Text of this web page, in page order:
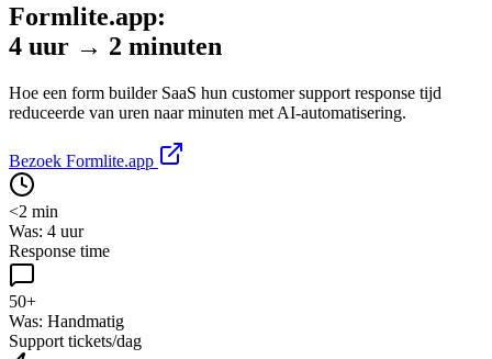
Formlite.app:
4 uur → 2 minuten
Hoe een form builder SaaS hun customer support response tijd
reduceerde van uren naar minuten met AI-automatisering.
Bezoek Formlite.app
<2 min
Was: 4 uur
Response time
50+
Was: Handmatig
Support tickets/dag